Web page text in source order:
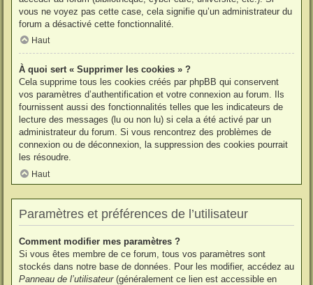
vous ne voyez pas cette case, cela signifie qu’un administrateur du
forum a désactivé cette fonctionnalité.
Haut
À quoi sert « Supprimer les cookies » ?
Cela supprime tous les cookies créés par phpBB qui conservent
vos paramètres d’authentification et votre connexion au forum. Ils
fournissent aussi des fonctionnalités telles que les indicateurs de
lecture des messages (lu ou non lu) si cela a été activé par un
administrateur du forum. Si vous rencontrez des problèmes de
connexion ou de déconnexion, la suppression des cookies pourrait
les résoudre.
Haut
Paramètres et préférences de l’utilisateur
Comment modifier mes paramètres ?
Si vous êtes membre de ce forum, tous vos paramètres sont
stockés dans notre base de données. Pour les modifier, accédez au
Panneau de l’utilisateur(généralement ce lien est accessible en